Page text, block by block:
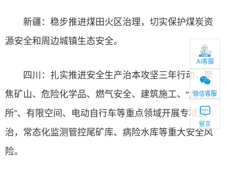
新疆：稳步推进煤田火区治理，切实保护煤炭资
源安全和周边城镇生态安全。
四川：扎实推进安全生产治本攻坚三年行动，聚
焦矿山、危险化学品、燃气安全、建筑施工、“九小场
所”、有限空间、电动自行车等重点领域开展专项整
治，常态化监测管控尾矿库、病险水库等重大安全风
险。
AI客服
微信客服
留言